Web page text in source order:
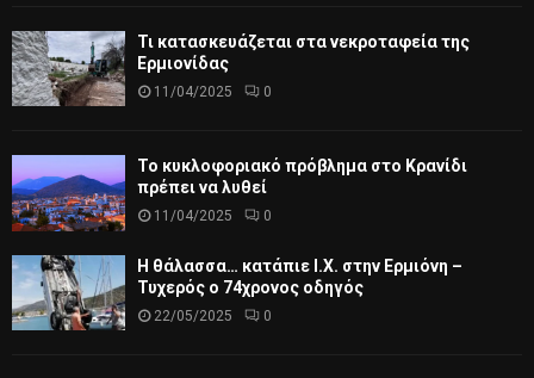
Τι κατασκευάζεται στα νεκροταφεία της
Ερμιονίδας
11/04/2025 0
Το κυκλοφοριακό πρόβλημα στο Κρανίδι
πρέπει να λυθεί
11/04/2025 0
Η θάλασσα… κατάπιε Ι.Χ. στην Ερμιόνη –
Τυχερός ο 74χρονος οδηγός
22/05/2025 0